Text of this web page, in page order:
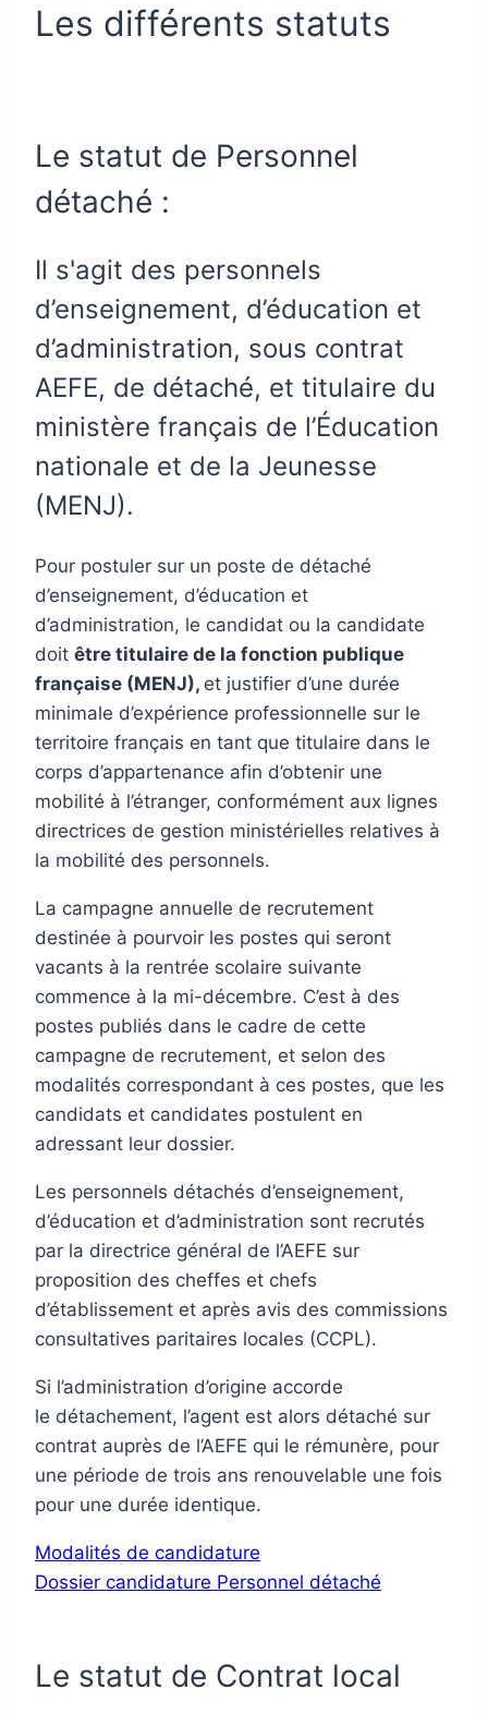
Les différents statuts
Le statut de Personnel
détaché :
Il s'agit des personnels
d’enseignement, d’éducation et
d’administration, sous contrat
AEFE, de détaché, et titulaire du
ministère français de l’Éducation
nationale et de la Jeunesse
(MENJ).
Pour postuler sur un poste de détaché
d’enseignement, d’éducation et
d’administration, le candidat ou la candidate
doit être titulaire de la fonction publique
française (MENJ), et justifier d’une durée
minimale d’expérience professionnelle sur le
territoire français en tant que titulaire dans le
corps d’appartenance afin d’obtenir une
mobilité à l’étranger, conformément aux lignes
directrices de gestion ministérielles relatives à
la mobilité des personnels.
La campagne annuelle de recrutement
destinée à pourvoir les postes qui seront
vacants à la rentrée scolaire suivante
commence à la mi-décembre. C’est à des
postes publiés dans le cadre de cette
campagne de recrutement, et selon des
modalités correspondant à ces postes, que les
candidats et candidates postulent en
adressant leur dossier.
Les personnels détachés d’enseignement,
d’éducation et d’administration sont recrutés
par la directrice général de l’AEFE sur
proposition des cheffes et chefs
d’établissement et après avis des commissions
consultatives paritaires locales (CCPL).
Si l’administration d’origine accorde
le détachement, l’agent est alors détaché sur
contrat auprès de l’AEFE qui le rémunère, pour
une période de trois ans renouvelable une fois
pour une durée identique.
Modalités de candidature
Dossier candidature Personnel détaché
Le statut de Contrat local